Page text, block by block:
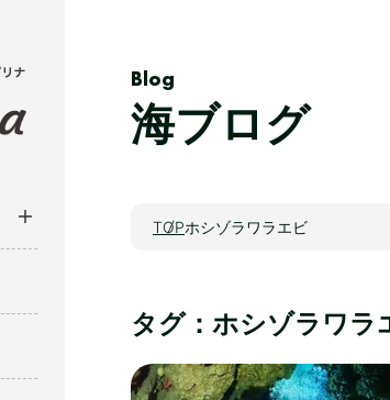
Blog
海ブログ
TOPホシゾラワラエビ
タグ：ホシゾラワラ